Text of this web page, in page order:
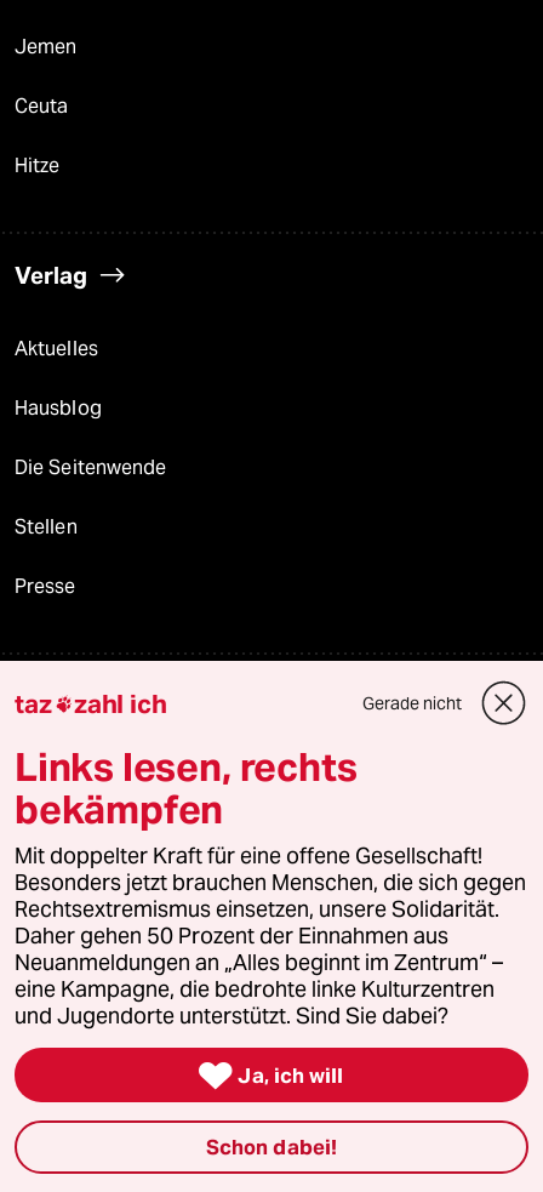
Jemen
Ceuta
Hitze
Verlag
Aktuelles
Hausblog
Die Seitenwende
Stellen
Presse
Unterstützen
abo
genossenschaft
taz zahl ich
recherchefonds ausland
panterstiftung
panterpreis 2026
Podcast
taz zahl ich Gerade nicht
Links lesen, rechts
bekämpfen
Mit doppelter Kraft für eine offene Gesellschaft!
Besonders jetzt brauchen Menschen, die sich gegen
Rechtsextremismus einsetzen, unsere Solidarität.
Daher gehen 50 Prozent der Einnahmen aus
Neuanmeldungen an „Alles beginnt im Zentrum“ –
eine Kampagne, die bedrohte linke Kulturzentren
und Jugendorte unterstützt. Sind Sie dabei?
 Ja, ich will
Schon dabei!